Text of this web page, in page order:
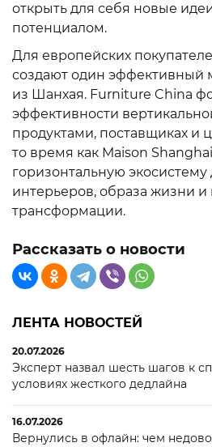
открыть для себя новые
потенциалом.
Для европейских
создают один эффективный
из Шанхая. Furniture China
эффективности
продуктами, поставщиках и
то время как Maison
горизонтальную экосистему
интерьеров, образа жизни
трансформации.
Рассказать о новости
ЛЕНТА НОВОСТЕЙ
20.07.2026
Эксперт назвал шесть шагов к
условиях жесткого дедлайна
16.07.2026
Вернулись в офлайн: чем